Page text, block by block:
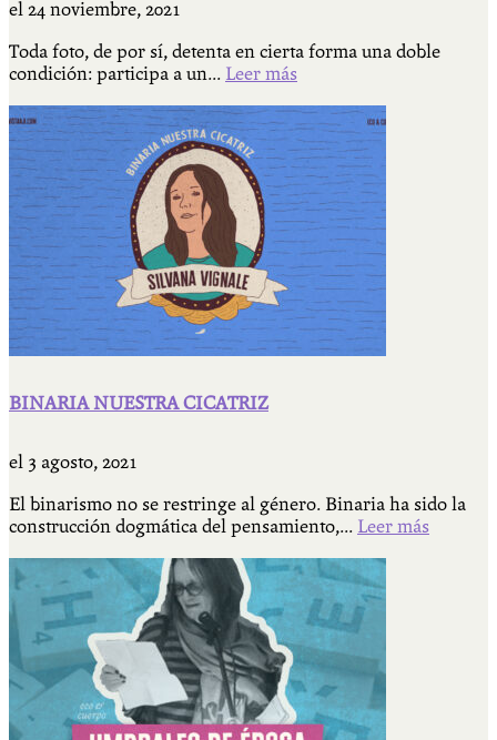
el 24 noviembre, 2021
Toda foto, de por sí, detenta en cierta forma una doble
condición: participa a un... Leer más
BINARIA NUESTRA CICATRIZ
el 3 agosto, 2021
El binarismo no se restringe al género. Binaria ha sido la
construcción dogmática del pensamiento,... Leer más